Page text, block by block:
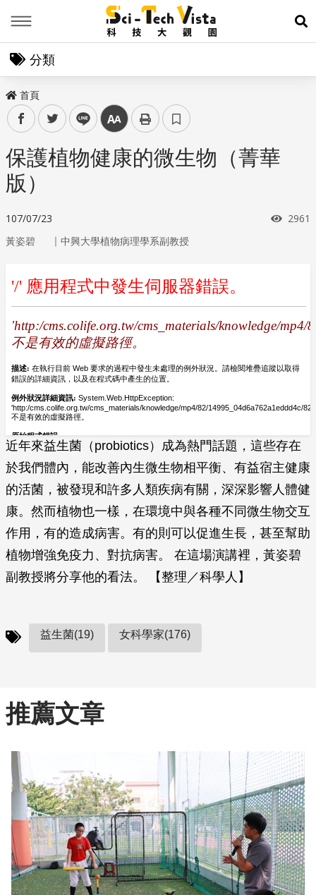
展
分類
首頁
facebooktwitter line 中
保護植物健康的微生物（菁華
版）
107/07/23 瀏覽
2961
黃姿碧 ｜ 中興大學植物病理學系副教授
近年來益生菌（probiotics）成為熱門話題，這些存在
於我們體內，能改善內生微生物相平衡、有益宿主健康
的活菌，被發現和許多人類疾病有關，深深影響人體健
康。然而植物也一樣，在環境中與各種不同微生物交互
作用，有的造成病害。有的則可以促進生長，甚至幫助
植物增強免疫力、對抗病害。 在這場演講裡，黃姿碧
副教授將分享他的看法。 【整理／科學人】
益生菌(19) 女科學家(176)
推薦文章